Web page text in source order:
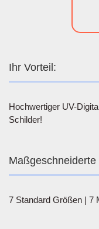
Ihr Vorteil:
Hochwertiger UV-
Schilder!
Maßgeschneiderte
7 Standard Größen | 7